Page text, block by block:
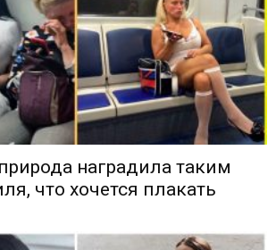
наградила таким
что хочется плакать